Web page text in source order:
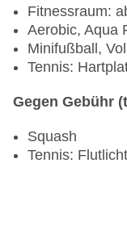
Fitnessraum:
Aerobic, Aqua
Minifußball,
Tennis:
Gegen Gebühr
Squash
Tennis: Flutlicht